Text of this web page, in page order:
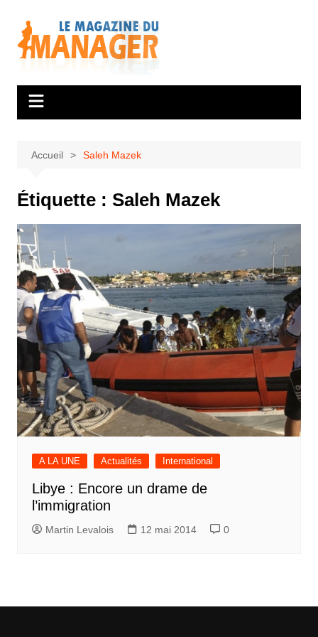
contenu
Accueil Saleh Mazek
Étiquette : Saleh Mazek
A LA UNE Actualités International
Libye : Encore un drame de
l’immigration
Martin Levalois 12 mai 2014 0